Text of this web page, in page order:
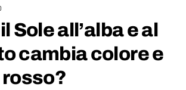
Sole all’alba e al
cambia colore e